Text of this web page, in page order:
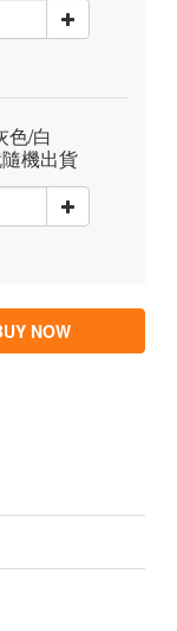
色/白
機出貨
NOW